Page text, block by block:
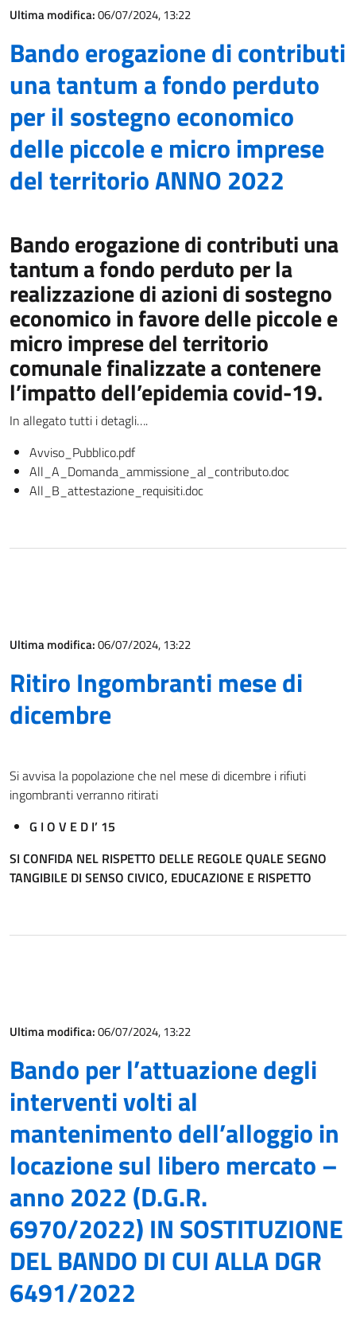
Ultima modifica:06/07/2024, 13:22
Bando erogazione di contributi
una tantum a fondo perduto
per il sostegno economico
delle piccole e micro imprese
del territorio ANNO 2022
Bando erogazione di contributi una
tantum a fondo perduto per la
realizzazione di azioni di sostegno
economico in favore delle piccole e
micro imprese del territorio
comunale finalizzate a contenere
l’impatto dell’epidemia covid-19.
In allegato tutti i detagli….
Avviso_Pubblico.pdf
All_A_Domanda_ammissione_al_contributo.doc
All_B_attestazione_requisiti.doc
Ultima modifica:06/07/2024, 13:22
Ritiro Ingombranti mese di
dicembre
Si avvisa la popolazione che nel mese di dicembre i rifiuti
ingombranti verranno ritirati
G I O V E D I’ 15
SI CONFIDA NEL RISPETTO DELLE REGOLE QUALE SEGNO
TANGIBILE DI SENSO CIVICO, EDUCAZIONE E RISPETTO
Ultima modifica:06/07/2024, 13:22
Bando per l’attuazione degli
interventi volti al
mantenimento dell’alloggio in
locazione sul libero mercato –
anno 2022 (D.G.R.
6970/2022) IN SOSTITUZIONE
DEL BANDO DI CUI ALLA DGR
6491/2022